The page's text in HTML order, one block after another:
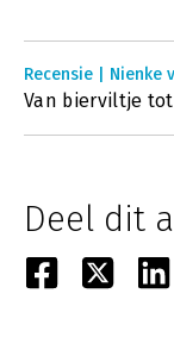
Recensie | Nienke
Van bierviltje
Deel dit